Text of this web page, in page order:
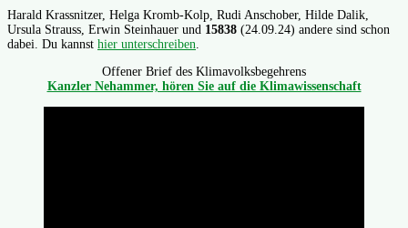
Harald Krassnitzer, Helga Kromb-Kolp, Rudi Anschober, Hilde Dalik,
Ursula Strauss, Erwin Steinhauer und 15838 (24.09.24) andere sind schon
dabei. Du kannst hier unterschreiben
Offener Brief des Klimavolksbegehrens
Kanzler Nehammer, hören Sie auf die Klimawissenschaft